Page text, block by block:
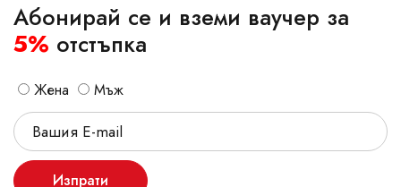
Абонирай се и вземи ваучер за
5% отстъпка
Жена Мъж
Изпрати